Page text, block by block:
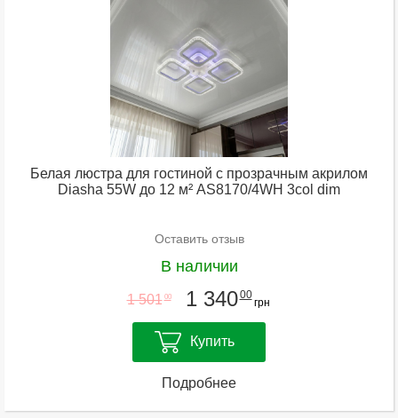
Белая люстра для гостиной с прозрачным акрилом
Diasha 55W до 12 м² AS8170/4WH 3col dim
Оставить отзыв
В наличии
1 501 00 1 34000
грн
Купить
Подробнее